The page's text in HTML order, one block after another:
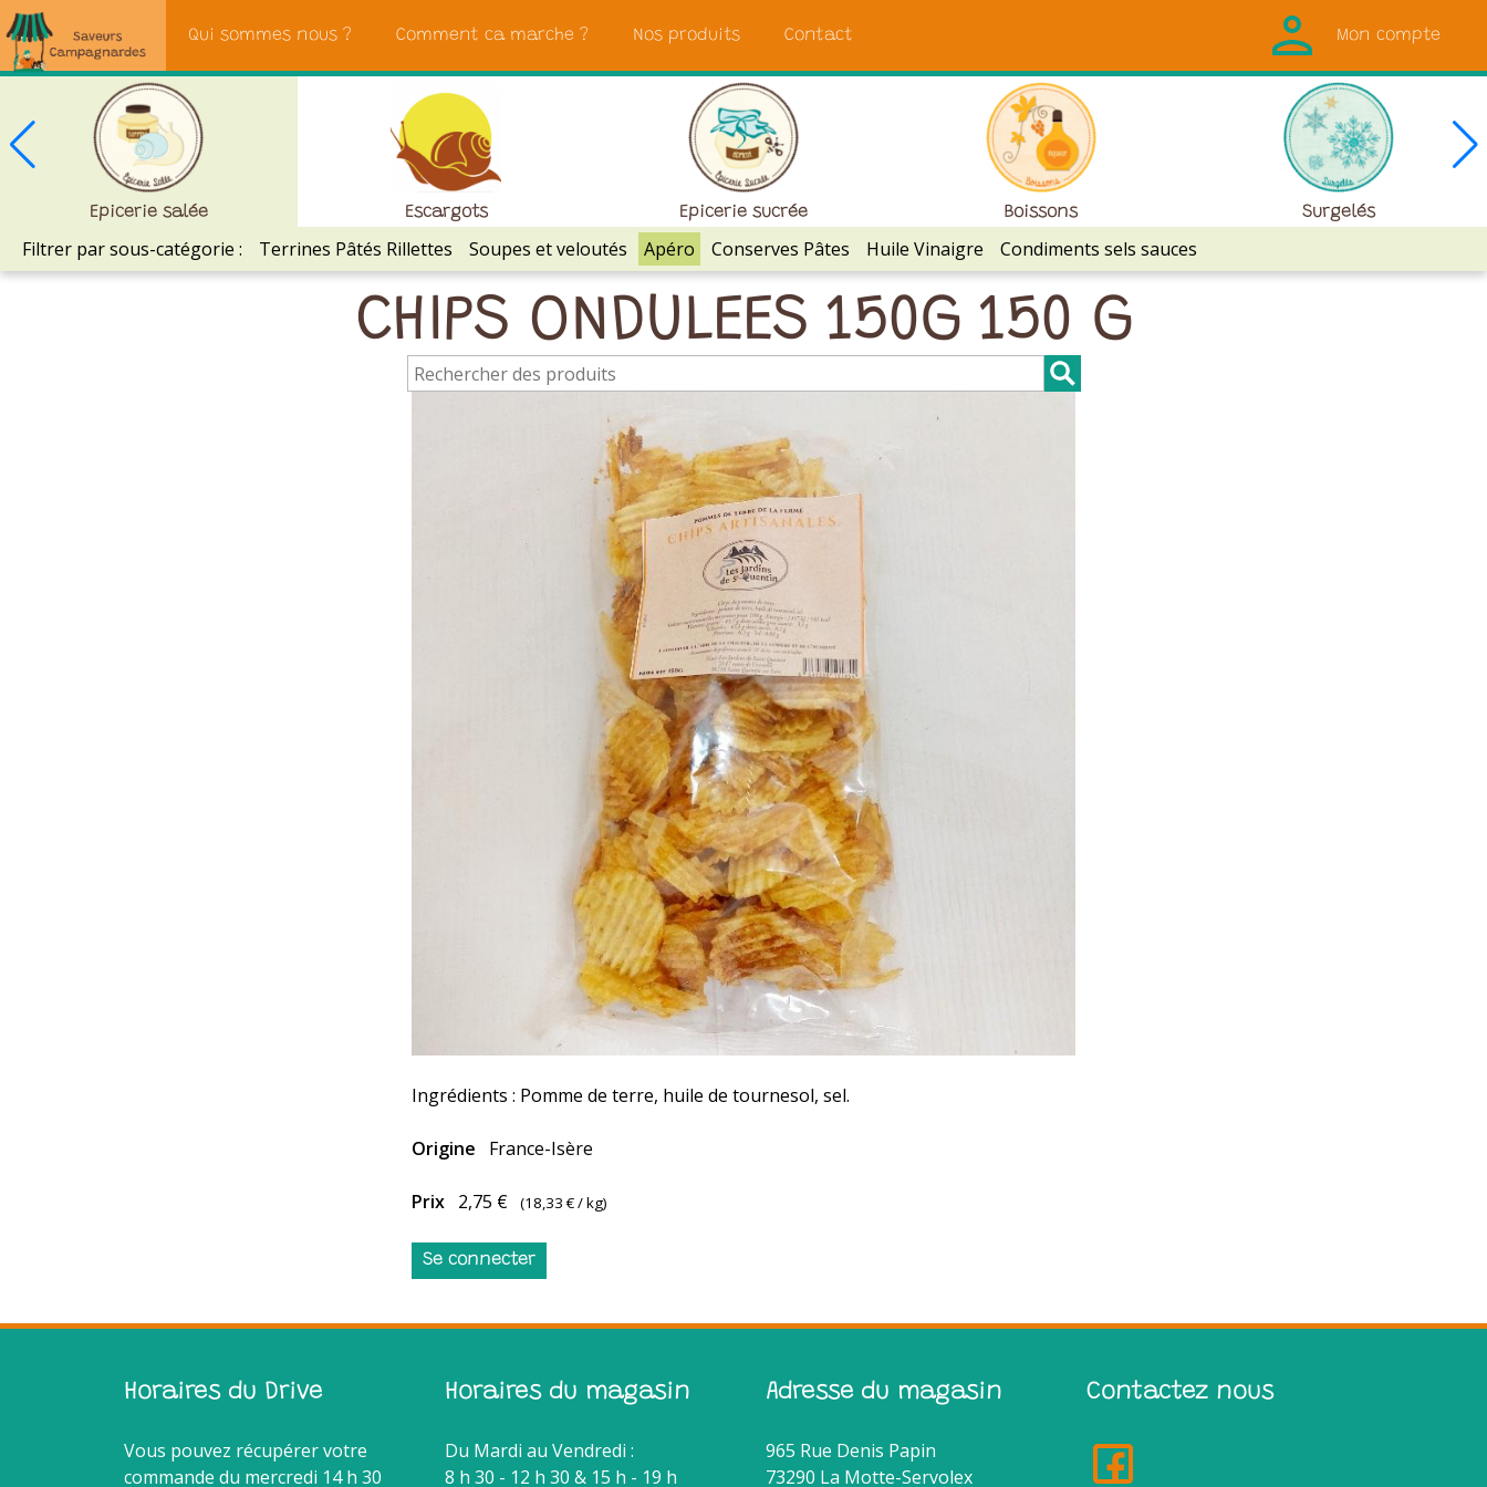
Campagnardes
Qui sommes nous ? Comment ca marche ? Nos produits Contact Mon compte
Epicerie salée Escargots Epicerie sucrée Boissons Surgelés
Filtrer par sous-catégorie : Terrines Pâtés Rillettes Soupes et veloutés Apéro Conserves Pâtes Huile Vinaigre Condiments sels sauces
CHIPS ONDULEES 150G 150 G
Ingrédients : Pomme de terre, huile de tournesol, sel.
Origine France-Isère
Prix 2,75 € (18,33 €/ kg)
Se connecter
Horaires du Drive
Vous pouvez récupérer votre
commande du mercredi 14 h 30
Horaires du magasin
Du Mardi au Vendredi :
8 h 30 - 12 h 30 & 15 h - 19 h
Adresse du magasin
965 Rue Denis Papin
73290 La Motte-Servolex
Contactez nous